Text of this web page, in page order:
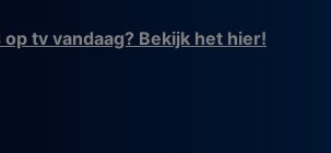
tv vandaag? Bekijk het hier!